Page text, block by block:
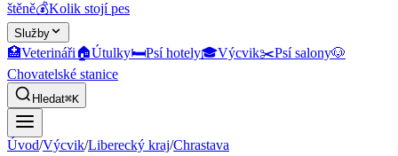
štěně💰Kolik stojí pes
Služby
🏥Veterináři🏠Útulky🛏️Psí hotely🎓Výcvik✂️Psí salony🐶
Chovatelské stanice
Hledat⌘K
Úvod/Výcvik/Liberecký kraj/Chrastava